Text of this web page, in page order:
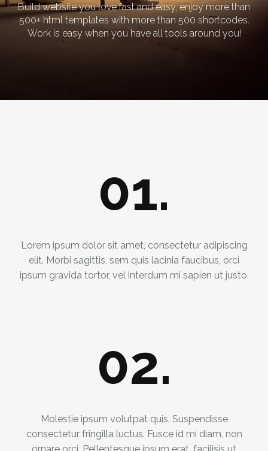
Build website you love fast and easy, enjoy more than
500+ html templates with more than 500 shortcodes.
Work is easy when you have all tools around you!
01.
Lorem ipsum dolor sit amet, consectetur adipiscing
elit. Morbi sagittis, sem quis lacinia faucibus, orci
ipsum gravida tortor, vel interdum mi sapien ut justo.
02.
Molestie ipsum volutpat quis. Suspendisse
consectetur fringilla luctus. Fusce id mi diam, non